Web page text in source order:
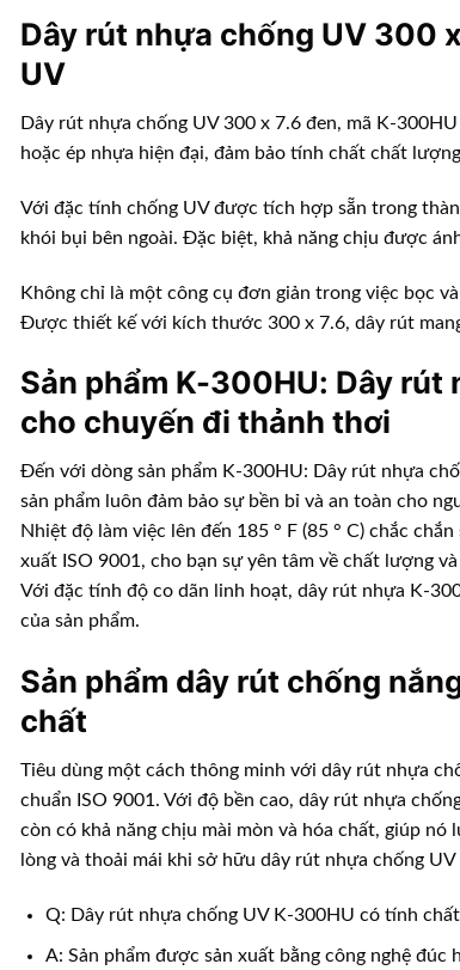
Dây rút nhựa chống UV 300
UV
Dây rút nhựa chống UV 300 x 7.6 đen, mã K-
hoặc ép nhựa hiện đại, đảm bảo tính chất chất
Với đặc tính chống UV được tích hợp sẵn trong
khói bụi bên ngoài. Đặc biệt, khả năng chịu được
Không chỉ là một công cụ đơn giản trong việc bọc
Được thiết kế với kích thước 300 x 7.6, dây rút
Sản phẩm K-300HU: Dây rút
cho chuyến đi thảnh thơi
Đến với dòng sản phẩm K-300HU: Dây rút nhựa
sản phẩm luôn đảm bảo sự bền bỉ và an toàn cho
Nhiệt độ làm việc lên đến 185 ° F (85 ° C) chắc
xuất ISO 9001, cho bạn sự yên tâm về chất lượng
Với đặc tính độ co dãn linh hoạt, dây rút nhựa K-
của sản phẩm.
Sản phẩm dây rút chống
chất
Tiêu dùng một cách thông minh với dây rút nhựa
chuẩn ISO 9001. Với độ bền cao, dây rút nhựa
còn có khả năng chịu mài mòn và hóa chất, giúp
lòng và thoải mái khi sở hữu dây rút nhựa chống UV
Q: Dây rút nhựa chống UV K-300HU có tính
A: Sản phẩm được sản xuất bằng công nghệ